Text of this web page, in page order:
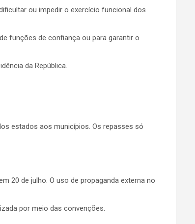
ou impedir o exercício funcional dos
funções de confiança ou para garantir o
da República.
estados aos municípios. Os repasses só
20 de julho. O uso de propaganda externa no
por meio das convenções.